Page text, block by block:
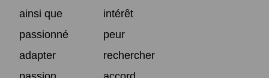
ainsi que
intérêt
passionné
peur
adapter
rechercher